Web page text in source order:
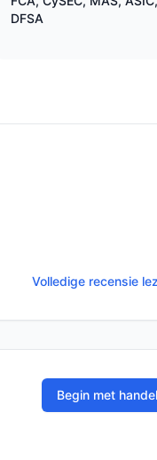
DFSA
Volledige recensie
Begin met